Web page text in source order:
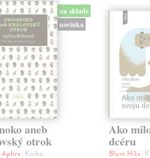
na sklade
novinka
aneb
otrok
Aphra| Kniha
Ako
dcéru
Blum Hila|